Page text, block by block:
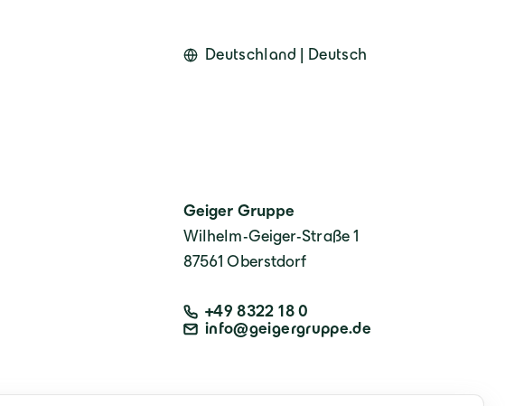
Deutschland | Deutsch
Geiger Gruppe
Wilhelm-Geiger-Straße 1
87561 Oberstdorf
+49 8322 18 0
info@geigergruppe.de